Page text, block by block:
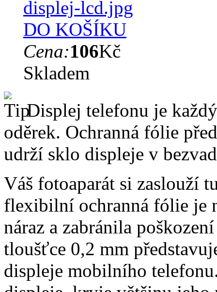
DO KOŠÍKU
Cena:106Kč
Skladem
Displej telefonu je
oděrek. Ochranná fólie
udrží sklo displeje v
Váš fotoaparát si zaslouží
flexibilní ochranná fólie je
náraz a zabránila
tloušťce 0,2 mm
displeje mobilního